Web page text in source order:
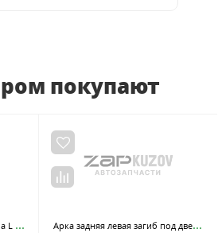
покупают
Peu
geot Boxer 94-06 Боковина L Внутренняя. Арк
а задняя левая загиб под дверь, из оцинкованной стали Combi